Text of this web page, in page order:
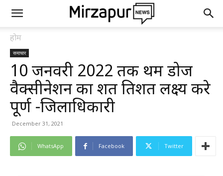
होम
समाचार
10 जनवरी 2022 तक प्रथम डोज
वैक्सीनेशन का शत प्रतिशत लक्ष्य करे
पूर्ण -जिलाधिकारी
December 31, 2021
WhatsApp Facebook Twitter